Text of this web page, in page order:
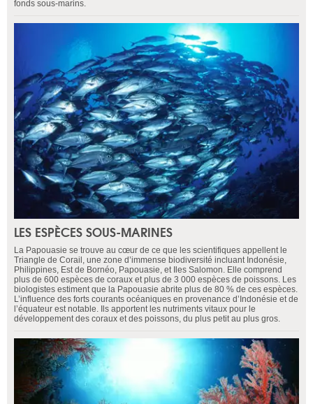
fonds sous-marins.
LES ESPÈCES SOUS-MARINES
La Papouasie se trouve au cœur de ce que les scientifiques appellent le
Triangle de Corail, une zone d’immense biodiversité incluant Indonésie,
Philippines, Est de Bornéo, Papouasie, et Iles Salomon. Elle comprend
plus de 600 espèces de coraux et plus de 3 000 espèces de poissons. Les
biologistes estiment que la Papouasie abrite plus de 80 % de ces espèces.
L’influence des forts courants océaniques en provenance d’Indonésie et de
l’équateur est notable. Ils apportent les nutriments vitaux pour le
développement des coraux et des poissons, du plus petit au plus gros.